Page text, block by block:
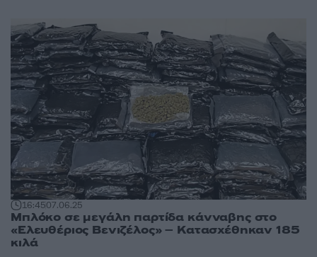
16:4507.06.25
Μπλόκο σε μεγάλη παρτίδα κάνναβης στο
«Ελευθέριος Βενιζέλος» – Κατασχέθηκαν 185
κιλά